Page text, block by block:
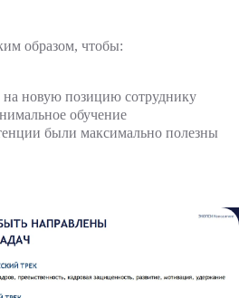
образом, чтобы:
новую позицию сотруднику
обучение
были максимально полезны